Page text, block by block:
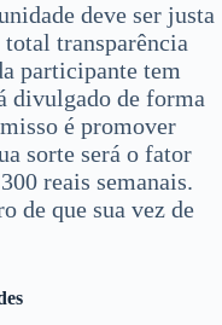
deve ser justa
transparência
participante tem
divulgado de forma
é promover
sorte será o fator
reais semanais.
de que sua vez de